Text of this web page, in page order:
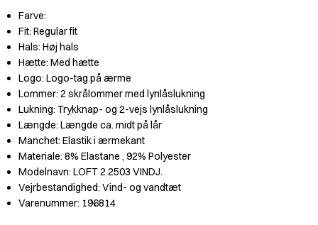
Farve:
Fit: Regular fit
Hals: Høj hals
Hætte: Med hætte
Logo: Logo-tag på ærme
Lommer: 2 skrålommer med lynlåslukning
Lukning: Trykknap- og 2-vejs lynlåslukning
Længde: Længde ca. midt på lår
Manchet: Elastik i ærmekant
Materiale: 8% Elastane , 92% Polyester
Modelnavn: LOFT 2 2503 VINDJ.
Vejrbestandighed: Vind- og vandtæt
Varenummer: 196814